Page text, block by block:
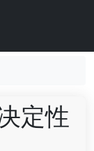
定性